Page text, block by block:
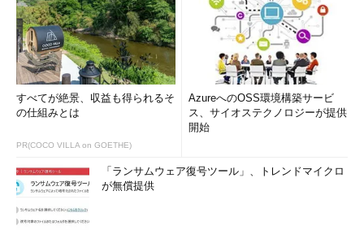
すべてが絶景、収益も得られるそ
の仕組みとは
PR(COCO VILLA on GOETHE)
AzureへのOSS環境構築サービ
ス、サイオステクノロジーが提供
開始
「ランサムウェア復号ツール」、トレンドマイクロ
が無償提供